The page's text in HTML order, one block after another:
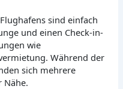
sind einfach
und einen Check-in-
wie
Während der
sich mehrere
Nähe.